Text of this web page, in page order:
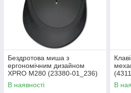
Бездротова миша з
ергономічним дизайном
XPRO M280 (23380-01_236)
В наявності
В